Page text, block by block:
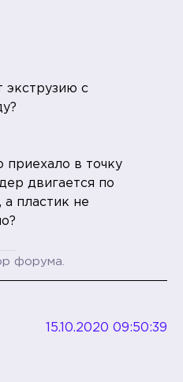
экструзию с
приехало в точку
двигается по
а пластик не
форума.
15.10.2020 09:50:39